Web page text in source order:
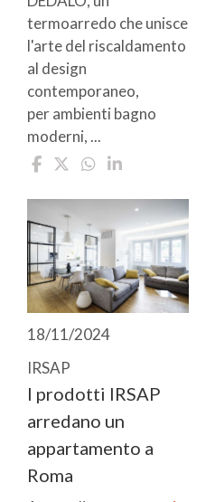
termoarredo che unisce
l'arte del riscaldamento
al design
contemporaneo,
per ambienti bagno
moderni, ...
18/11/2024
IRSAP
I prodotti IRSAP
arredano un
appartamento a
Roma